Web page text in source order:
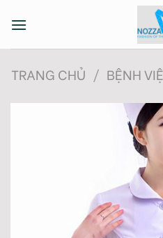
TRANG CHỦ / BỆNH